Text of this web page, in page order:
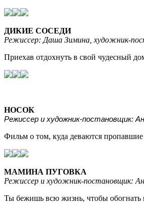
ДИКИЕ СОСЕДИ
Режиссер: Даша Зимина, художник-
Приехав отдохнуть в свой чудесный
НОСОК
Режиссер и художник-постановщик:
Фильм о том, куда деваются
МАМИНА ПУГОВКА
Режиссер и художник-постановщик:
Ты бежишь всю жизнь, чтобы обогнать